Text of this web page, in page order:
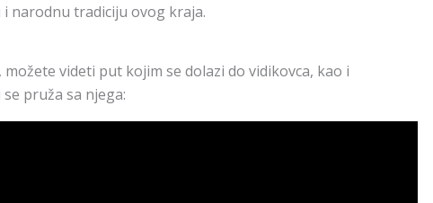
narodnu tradiciju ovog kraja.
videti put kojim se dolazi do vidikovca, kao i
pruža sa njega: